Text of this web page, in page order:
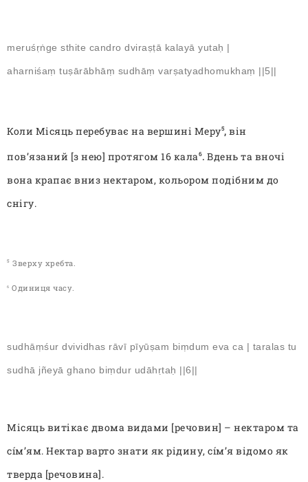
meruśṛṅge sthite candro dviraṣṭā kalayā yutaḥ |
aharniśaṃ tuṣārābhāṃ sudhāṃ varṣatyadhomukhaṃ ||5||
Коли Місяць перебуває на вершині Меру5, він
пов’язаний [з нею] протягом 16 кала6. Вдень та вночі
вона крапає вниз нектаром, кольором подібним до
снігу.
5 Зверху хребта.
6 Одиниця часу.
sudhāṃśur dvividhas rāvī pīyūṣam biṃdum eva ca | taralas tu
sudhā jñeyā ghano biṃdur udāhṛtaḥ ||6||
Місяць витікає двома видами [речовин] – нектаром та
сíм’ям. Нектар варто знати як рідину, сíм’я відомо як
тверда [речовина].